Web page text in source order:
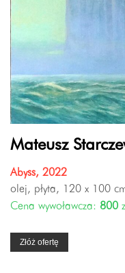
Mateusz
Abyss, 2022
olej, płyta, 120 x 100
Cena wywoławcza: 800
Złóż ofertę